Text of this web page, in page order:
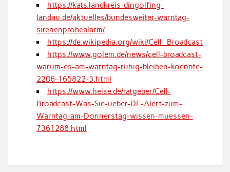
https://kats.landkreis-dingolfing-
landau.de/aktuelles/bundesweiter-warntag-
sirenenprobealarm/
https://de.wikipedia.org/wiki/Cell_Broadcast
https://www.golem.de/news/cell-broadcast-
warum-es-am-warntag-ruhig-bleiben-koennte-
2206-165822-3.html
https://www.heise.de/ratgeber/Cell-
Broadcast-Was-Sie-ueber-DE-Alert-zum-
Warntag-am-Donnerstag-wissen-muessen-
7361288.html